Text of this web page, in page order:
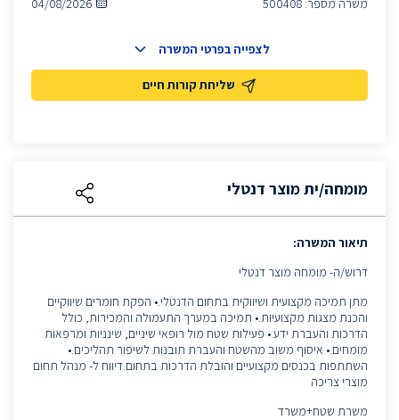
משרה מספר: 500408
04/08/2026
שליחת קורות חיים
לצפייה בפרטי המשרה
מומחה/ית מוצר דנטלי
תיאור המשרה:
דרוש/ה- מומחה מוצר דנטלי
מתן תמיכה מקצועית ושיווקית בתחום הדנטלי.• הפקת חומרים שיווקיים
והכנת מצגות מקצועיות.• תמיכה במערך התעמולה והמכירות, כולל
הדרכות והעברת ידע.• פעילות שטח מול רופאי שיניים, שינניות ומרפאות
מומחים.• איסוף משוב מהשטח והעברת תובנות לשיפור תהליכים.•
השתתפות בכנסים מקצועיים והובלת הדרכות בתחום.דיווח ל- מנהל תחום
מוצרי צריכה
משרת שטח+משרד